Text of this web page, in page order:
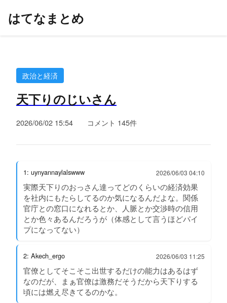
はてなまとめ
政治と経済
天下りのじいさん
2026/06/02 15:54 コメント 145件
1: uynyannaylalswww 2026/06/03 04:10
実際天下りのおっさん達ってどのくらいの経済効果
を社内にもたらしてるのか気になるんだよな。関係
官庁との窓口になれるとか、人脈とか交渉時の信用
とか色々あるんだろうが（体感として言うほどパイ
プになってない）
2: Akech_ergo 2026/06/03 11:25
官僚としてそこそこ出世するだけの能力はあるはず
なのだが、まぁ官僚は激務だそうだから天下りする
頃には燃え尽きてるのかな。